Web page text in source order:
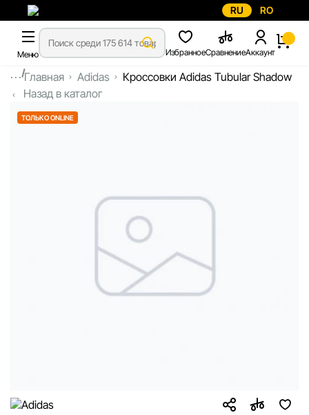
RU RO
Меню ИзбранноеСравнениеАккаунт
...Главная Adidas
Кроссовки Adidas Tubular Shadow
Назад в каталог
ТОЛЬКО ONLINE